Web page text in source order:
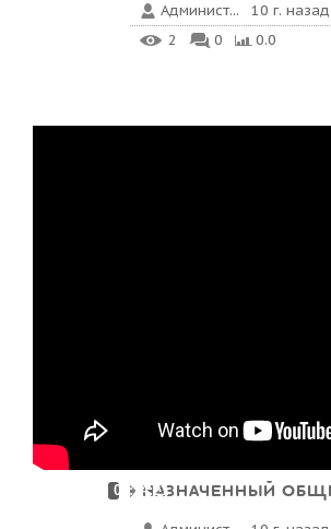
Админист...
10 г. назад
2
0 0.0
00:24:21